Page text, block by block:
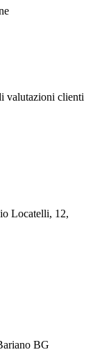
valutazioni clienti
Locatelli, 12,
BG